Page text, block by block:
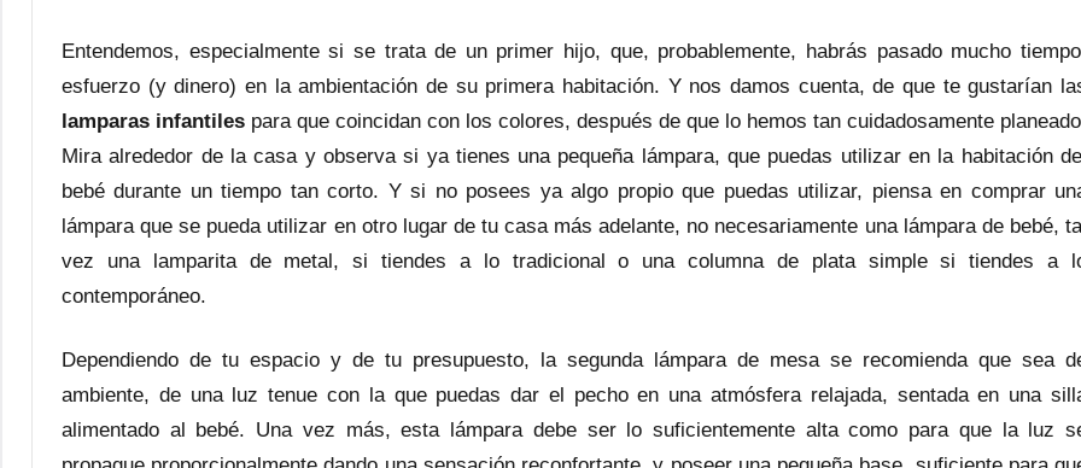
Entendemos, especialmente si se trata de un primer hijo, que, probablemente, habrás pasado mucho
esfuerzo (y dinero) en la ambientación de su primera habitación. Y nos damos cuenta, de que te gustarían
lamparas infantiles para que coincidan con los colores, después de que lo hemos tan cuidadosamente
Mira alrededor de la casa y observa si ya tienes una pequeña lámpara, que puedas utilizar en la habitación
bebé durante un tiempo tan corto. Y si no posees ya algo propio que puedas utilizar, piensa en comprar
lámpara que se pueda utilizar en otro lugar de tu casa más adelante, no necesariamente una lámpara de bebé,
vez una lamparita de metal, si tiendes a lo tradicional o una columna de plata simple si tiendes a
contemporáneo.
Dependiendo de tu espacio y de tu presupuesto, la segunda lámpara de mesa se recomienda que sea
ambiente, de una luz tenue con la que puedas dar el pecho en una atmósfera relajada, sentada en una
alimentado al bebé. Una vez más, esta lámpara debe ser lo suficientemente alta como para que la luz